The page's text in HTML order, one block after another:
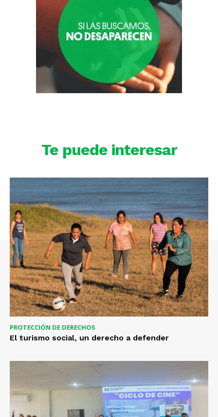
Te puede interesar
PROTECCIÓN DE DERECHOS
El turismo social, un derecho a defender